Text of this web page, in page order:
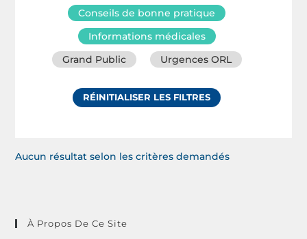
Conseils de bonne pratique
Informations médicales
Grand Public
Urgences ORL
RÉINITIALISER LES FILTRES
Aucun résultat selon les critères demandés
À Propos De Ce Site